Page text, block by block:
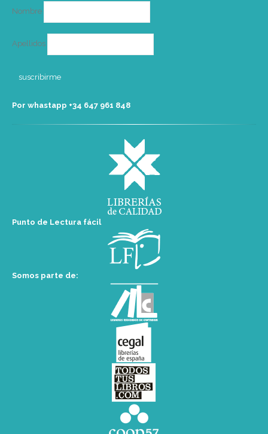
Nombre
Apellidos
Por whastapp +34 ‭647 961 848‬
Punto de Lectura fácil
Somos parte de: